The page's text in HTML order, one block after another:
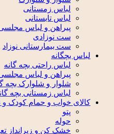
لباس زمستانی
لباس تابستانی
پیراهن و لباس
ست نوزادی
ست بیمارستانی نوزاد
لباس بچگانه
لباس راحتی بچه گانه
پیراهن و لباس
شلوار و شلوارک بچه
لباس زمستانی بچه
کالای خواب و حمام کودک و
پتو
حوله
خشک کن و زیرانداز